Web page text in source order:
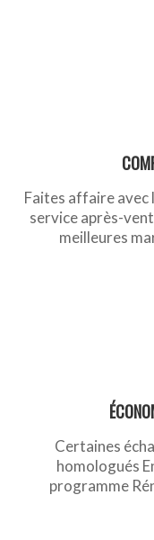
Faites affaire avec
service après-
meilleures
Certaines
homologués
programme